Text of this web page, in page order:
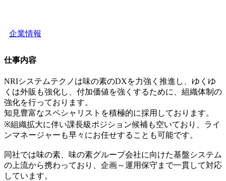
企業情報
仕事内容
NRIシステムテクノは味の素のDXを力強く推進し、ゆくゆ
くは外販も強化し、付加価値を強くするために、組織体制の
強化を行っております。
知見豊富なスペシャリストを積極的に採用しております。
※組織拡大に伴い課長級ポジション候補も空いており、ライ
ンマネージャーも早々にお任せすることも可能です。
同社では味の素、味の素グループ会社に向けた基盤システム
の上流から携わっており、企画～運用保守まで一貫して対応
しています。